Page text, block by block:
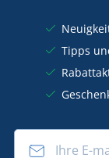
Tipps